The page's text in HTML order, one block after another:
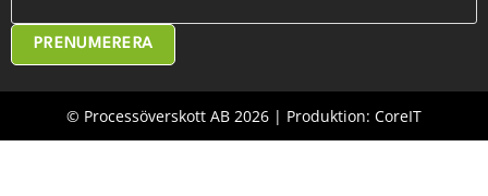
PRENUMERERA
© Processöverskott AB 2026 | Produktion: CoreIT